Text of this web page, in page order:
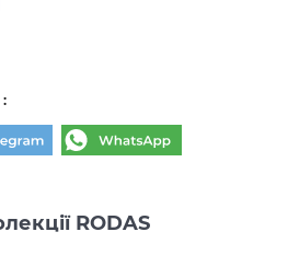
RODAS